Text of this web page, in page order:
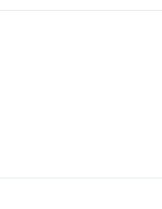
Bu SatıcınınTüm Ürünlerini